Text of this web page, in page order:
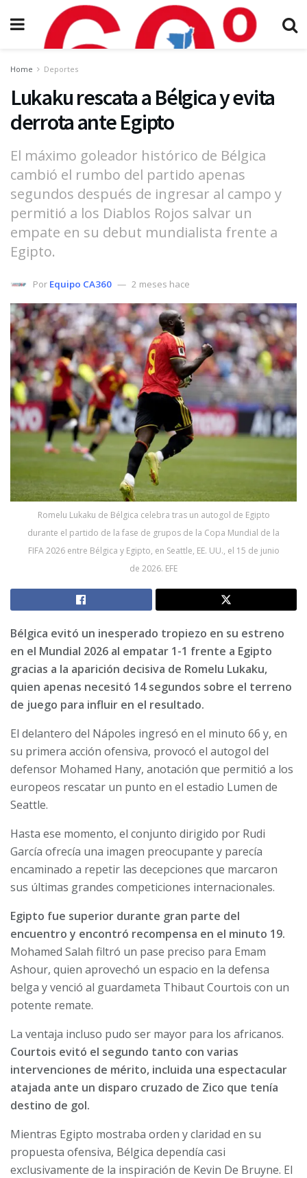
Home Deportes
Lukaku rescata a Bélgica y evita
derrota ante Egipto
El máximo goleador histórico de Bélgica
cambió el rumbo del partido apenas
segundos después de ingresar al campo y
permitió a los Diablos Rojos salvar un
empate en su debut mundialista frente a
Egipto.
Por Equipo CA360 2 meses hace
Romelu Lukaku de Bélgica celebra tras un autogol de Egipto
durante el partido de la fase de grupos de la Copa Mundial de la
FIFA 2026 entre Bélgica y Egipto, en Seattle, EE. UU., el 15 de junio
de 2026. EFE
Bélgica evitó un inesperado tropiezo en su estreno
en el Mundial 2026 al empatar 1-1 frente a Egipto
gracias a la aparición decisiva de Romelu Lukaku,
quien apenas necesitó 14 segundos sobre el terreno
de juego para influir en el resultado.
El delantero del Nápoles ingresó en el minuto 66 y, en
su primera acción ofensiva, provocó el autogol del
defensor Mohamed Hany, anotación que permitió a los
europeos rescatar un punto en el estadio Lumen de
Seattle.
Hasta ese momento, el conjunto dirigido por Rudi
García ofrecía una imagen preocupante y parecía
encaminado a repetir las decepciones que marcaron
sus últimas grandes competiciones internacionales.
Egipto fue superior durante gran parte del
encuentro y encontró recompensa en el minuto 19.
Mohamed Salah filtró un pase preciso para Emam
Ashour, quien aprovechó un espacio en la defensa
belga y venció al guardameta Thibaut Courtois con un
potente remate.
La ventaja incluso pudo ser mayor para los africanos.
Courtois evitó el segundo tanto con varias
intervenciones de mérito, incluida una espectacular
atajada ante un disparo cruzado de Zico que tenía
destino de gol.
Mientras Egipto mostraba orden y claridad en su
propuesta ofensiva, Bélgica dependía casi
exclusivamente de la inspiración de Kevin De Bruyne. El